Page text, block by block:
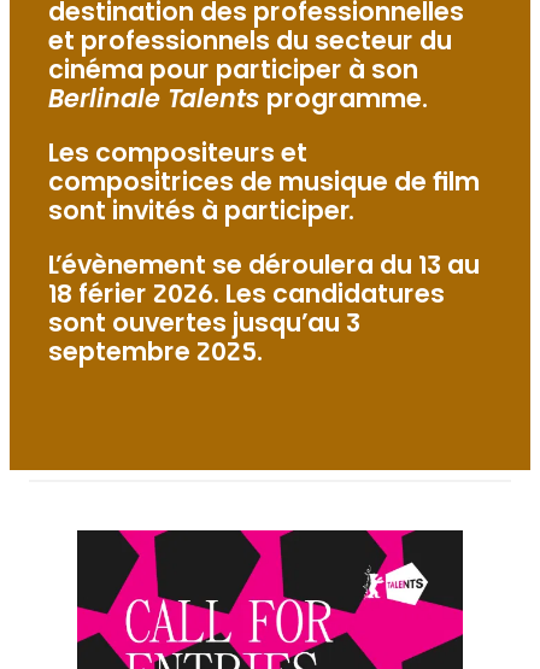
destination des professionnelles
et professionnels du secteur du
cinéma pour participer à son
Berlinale Talents programme.
Les compositeurs et
compositrices de musique de film
sont invités à participer.
L’évènement se déroulera du 13 au
18 férier 2026. Les candidatures
sont ouvertes jusqu’au 3
septembre 2025.